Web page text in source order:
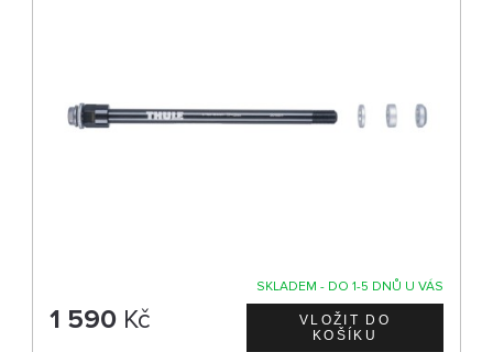
SKLADEM - DO 1-5 DNŮ U VÁS
1 590 Kč